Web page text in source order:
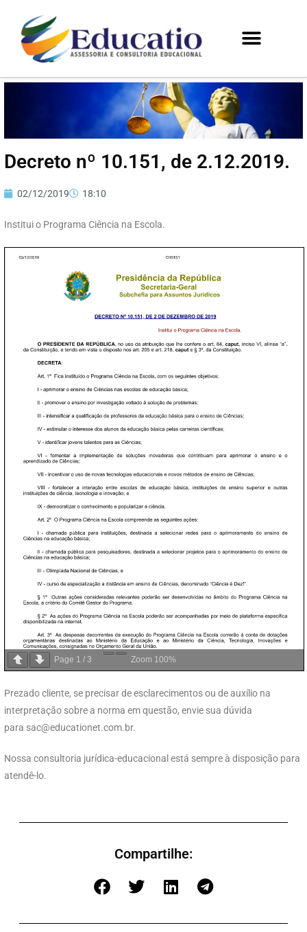
Decreto nº 10.151, de 2.12.2019.
02/12/2019 18:10
Institui o Programa Ciência na Escola.
Page 1 / 3 Zoom 100%
Prezado cliente, se precisar de esclarecimentos ou de auxílio na
interpretação sobre a norma em questão, envie sua dúvida
para sac@educationet.com.br.
Nossa consultoria jurídica-educacional está sempre à disposição para
atendê-lo.
Compartilhe: